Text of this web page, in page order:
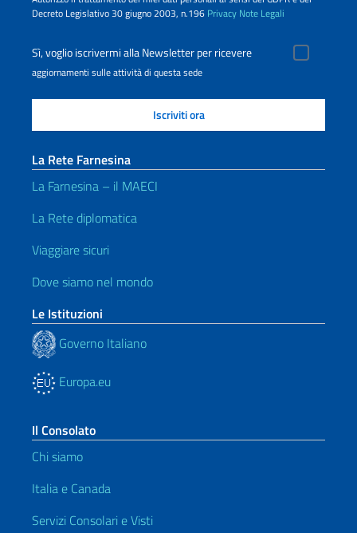
Decreto Legislativo 30 giugno 2003, n.196 Privacy Note Legali
Sì, voglio iscrivermi alla Newsletter per ricevere
aggiornamenti sulle attività di questa sede
La Rete Farnesina
La Farnesina – il MAECI
La Rete diplomatica
Viaggiare sicuri
Dove siamo nel mondo
Le Istituzioni
Governo Italiano
Europa.eu
Il Consolato
Chi siamo
Italia e Canada
Servizi Consolari e Visti